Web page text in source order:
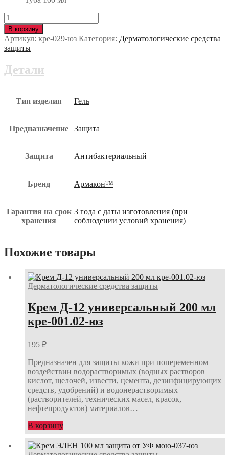
Количество
Гель
АРМАСЕПТ
кожный
антисептик
мл
В корзину
Артикул: кре-029-юз Категория: Дерматологические средства
защиты
Детали
Тип изделия Гель
Предназначение Защита
Защита Антибактериальный
Бренд Армакон™
Гарантия на срок
хранения
3 года с даты изготовления (при
соблюдении условий хранения)
Похожие товары
Дерматологические средства защиты
Крем Д-12 универсальный 200 мл
кре-001.02-юз
195 ₽
Предназначен для защиты кожи при попеременном
воздействии водорастворимых (водных растворов
кислот, щелочей, извести, цемента, дезинфицирующих
средств, удобрений) и водонерастворимых
(растворителей, технических масел, красок,
нефтепродуктов) материалов…
В корзину